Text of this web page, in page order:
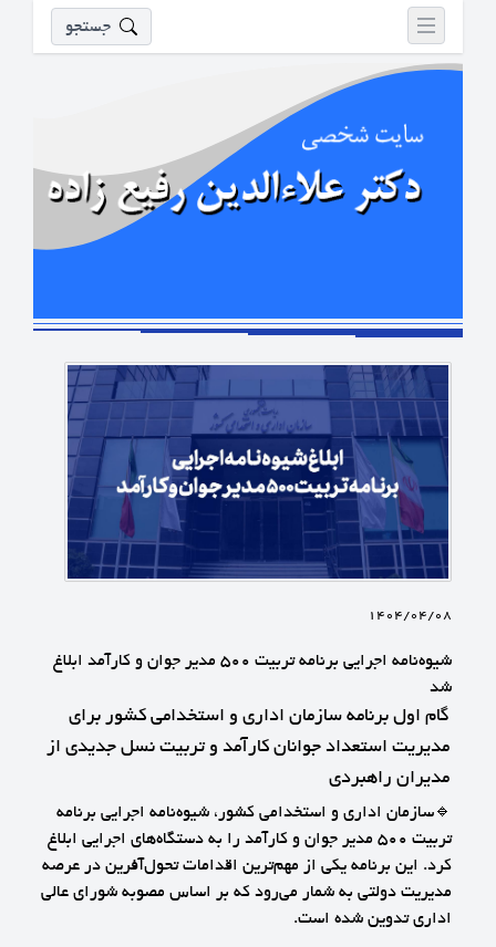
جستجو
1404/04/08
شیوه‌نامه اجرایی برنامه تربیت ۵۰۰ مدیر جوان و کارآمد ابلاغ
شد
گام اول برنامه سازمان اداری و استخدامی کشور برای
مدیریت استعداد جوانان کارآمد و تربیت نسل جدیدی از
مدیران راهبردی
🔹سازمان اداری و استخدامی کشور، شیوه‌نامه اجرایی برنامه
تربیت ۵۰۰ مدیر جوان و کارآمد را به دستگاه‌های اجرایی ابلاغ
کرد. این برنامه یکی از مهم‌ترین اقدامات تحول‌آفرین در عرصه
مدیریت دولتی به شمار می‌رود که بر اساس مصوبه شورای عالی
اداری تدوین شده است.